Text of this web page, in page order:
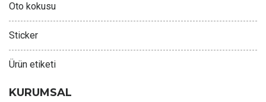
Oto kokusu
Sticker
Ürün etiketi
KURUMSAL